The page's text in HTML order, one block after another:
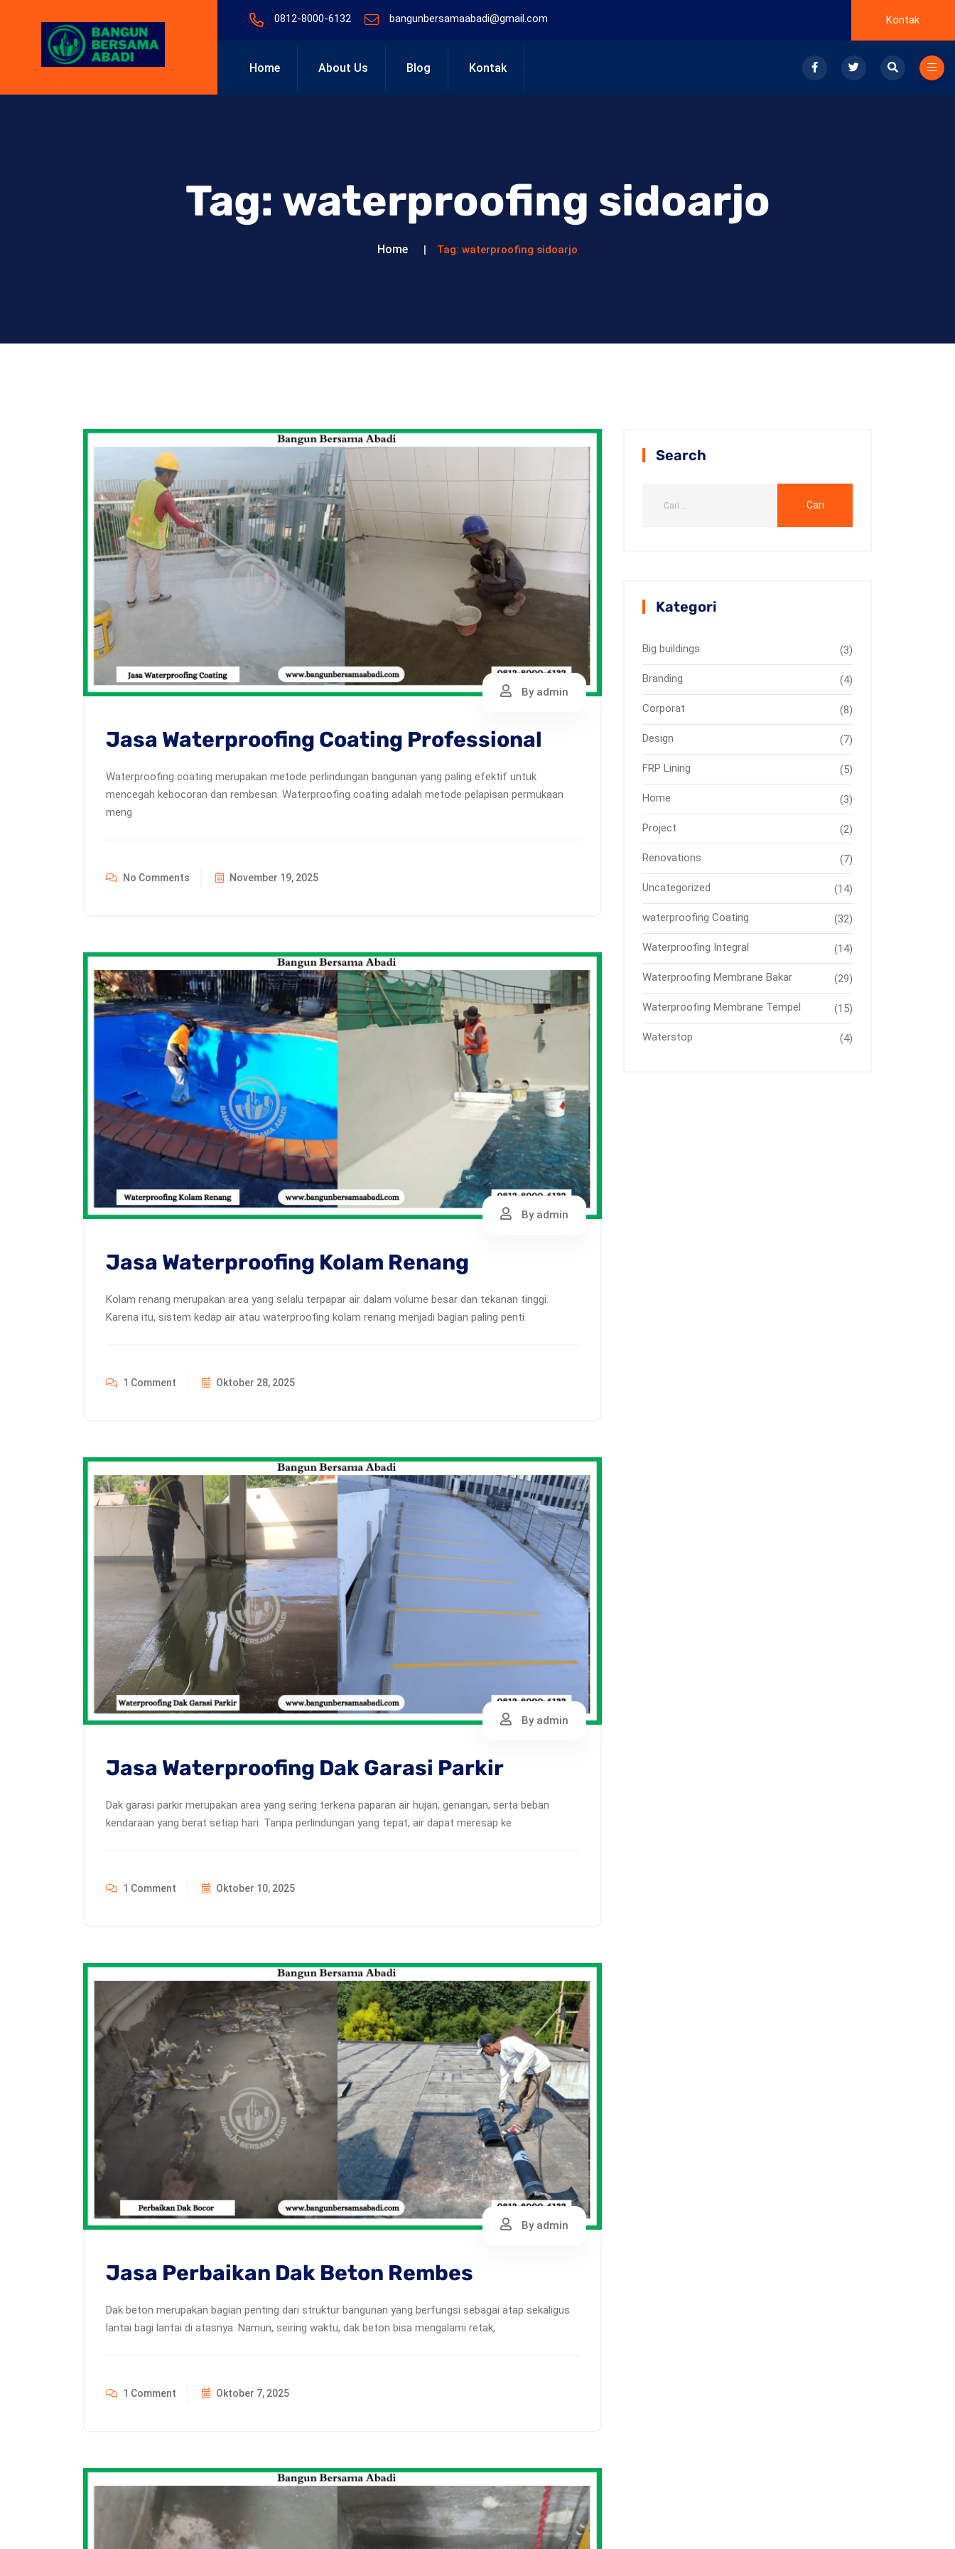
0812-8000-6132 bangunbersamaabadi@gmail.com Kontak
Home About Us Blog Kontak
Tag: waterproofing sidoarjo
Home Tag: waterproofing sidoarjo
By admin
Jasa Waterproofing Coating Professional
Waterproofing coating merupakan metode perlindungan bangunan yang paling efektif untuk
mencegah kebocoran dan rembesan. Waterproofing coating adalah metode pelapisan permukaan
meng
No Comments November 19, 2025
By admin
Jasa Waterproofing Kolam Renang
Kolam renang merupakan area yang selalu terpapar air dalam volume besar dan tekanan tinggi.
Karena itu, sistem kedap air atau waterproofing kolam renang menjadi bagian paling penti
1 Comment Oktober 28, 2025
By admin
Jasa Waterproofing Dak Garasi Parkir
Dak garasi parkir merupakan area yang sering terkena paparan air hujan, genangan, serta beban
kendaraan yang berat setiap hari. Tanpa perlindungan yang tepat, air dapat meresap ke
1 Comment Oktober 10, 2025
By admin
Jasa Perbaikan Dak Beton Rembes
Dak beton merupakan bagian penting dari struktur bangunan yang berfungsi sebagai atap sekaligus
lantai bagi lantai di atasnya. Namun, seiring waktu, dak beton bisa mengalami retak,
1 Comment Oktober 7, 2025
Search
Kategori
Big buildings (3)
Branding (4)
Corporat (8)
Design (7)
FRP Lining (5)
Home (3)
Project (2)
Renovations (7)
Uncategorized (14)
waterproofing Coating (32)
Waterproofing Integral (14)
Waterproofing Membrane Bakar (29)
Waterproofing Membrane Tempel (15)
Waterstop (4)